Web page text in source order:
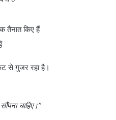
तैनात किए हैं
से गुजर रहा है।
चाहिए।”